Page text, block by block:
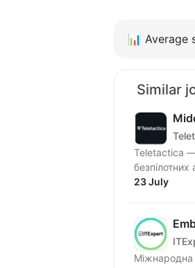
📊 Average
Similar
Teletactica —
23 July
Міжнародна